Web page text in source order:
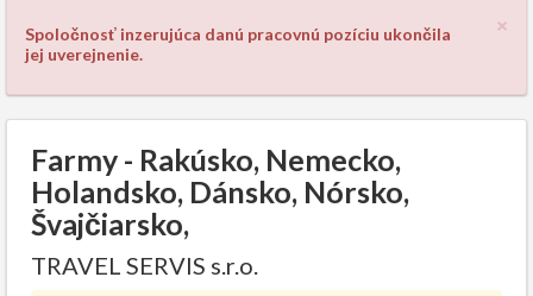
×
Spoločnosť inzerujúca danú pracovnú pozíciu ukončila
jej uverejnenie.
Farmy - Rakúsko, Nemecko,
Holandsko, Dánsko, Nórsko,
Švajčiarsko,
TRAVEL SERVIS s.r.o.